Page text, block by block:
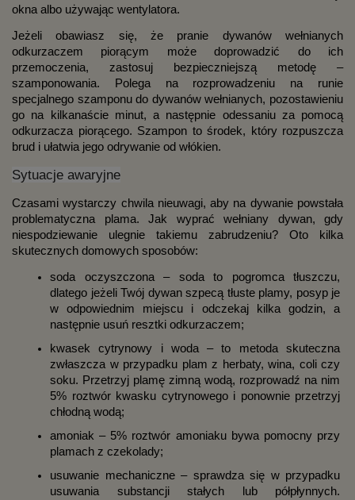
okna albo używając wentylatora.
Jeżeli obawiasz się, że pranie dywanów wełnianych
odkurzaczem piorącym może doprowadzić do ich
przemoczenia, zastosuj bezpieczniejszą metodę –
szamponowania. Polega na rozprowadzeniu na runie
specjalnego szamponu do dywanów wełnianych, pozostawieniu
go na kilkanaście minut, a następnie odessaniu za pomocą
odkurzacza piorącego. Szampon to środek, który rozpuszcza
brud i ułatwia jego odrywanie od włókien.
Sytuacje awaryjne
Czasami wystarczy chwila nieuwagi, aby na dywanie powstała
problematyczna plama. Jak wyprać wełniany dywan, gdy
niespodziewanie ulegnie takiemu zabrudzeniu? Oto kilka
skutecznych domowych sposobów:
soda oczyszczona – soda to pogromca tłuszczu,
dlatego jeżeli Twój dywan szpecą tłuste plamy, posyp je
w odpowiednim miejscu i odczekaj kilka godzin, a
następnie usuń resztki odkurzaczem;
kwasek cytrynowy i woda – to metoda skuteczna
zwłaszcza w przypadku plam z herbaty, wina, coli czy
soku. Przetrzyj plamę zimną wodą, rozprowadź na nim
5% roztwór kwasku cytrynowego i ponownie przetrzyj
chłodną wodą;
amoniak – 5% roztwór amoniaku bywa pomocny przy
plamach z czekolady;
usuwanie mechaniczne – sprawdza się w przypadku
usuwania substancji stałych lub półpłynnych.